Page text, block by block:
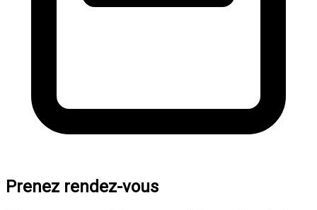
Prenez rendez-vous